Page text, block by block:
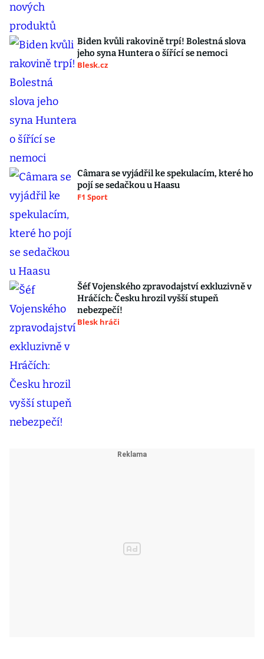
Biden kvůli rakovině trpí! Bolestná slova
jeho syna Huntera o šířící se nemoci
Blesk.cz
Câmara se vyjádřil ke spekulacím, které ho
pojí se sedačkou u Haasu
F1 Sport
Šéf Vojenského zpravodajství exkluzivně v
Hráčích: Česku hrozil vyšší stupeň
nebezpečí!
Blesk hráči